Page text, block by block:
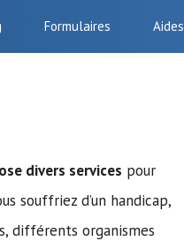
Formulaires Aides
divers services pour
souffriez d’un handicap,
différents organismes